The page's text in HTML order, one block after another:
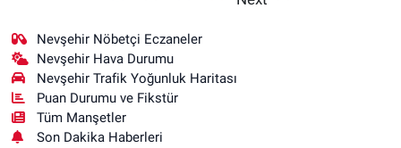
Nevşehir Nöbetçi Eczaneler
Nevşehir Hava Durumu
Nevşehir Trafik Yoğunluk Haritası
Puan Durumu ve Fikstür
Tüm Manşetler
Son Dakika Haberleri